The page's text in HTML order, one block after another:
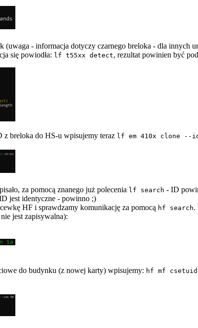
(uwaga - informacja dotyczy czarnego breloka - dla innych
się powiodła: lf t55xx detect, rezultat powinien być
z breloka do HS-u wpisujemy teraz lf em 410x clone --
za pomocą znanego już polecenia lf search - ID
jest identyczne - powinno ;)
HF i sprawdzamy komunikację za pomocą hf search.
jest zapisywalna):
do budynku (z nowej karty) wpisujemy: hf mf